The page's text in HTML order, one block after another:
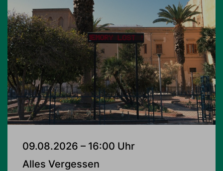
09.08.2026 – 16:00 Uhr
Alles Vergessen